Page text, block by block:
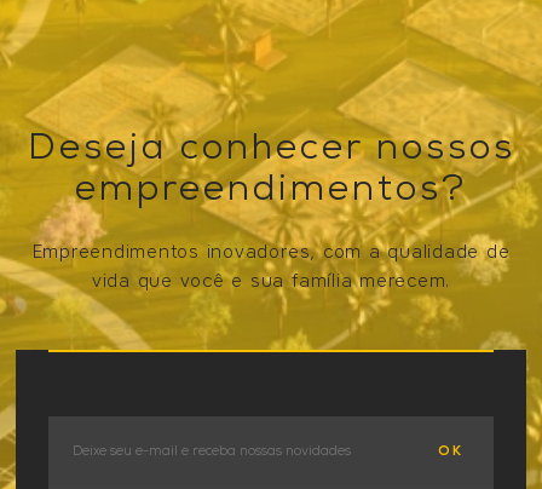
Deseja conhecer nossos
empreendimentos?
Empreendimentos inovadores, com a qualidade de
vida que você e sua família merecem.
OK